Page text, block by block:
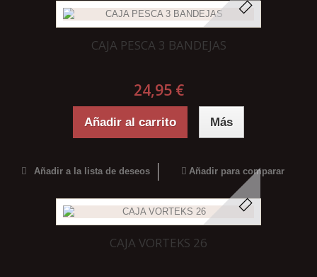
CAJA PESCA 3 BANDEJAS
24,95 €
Añadir al carrito Más
Añadir a la lista de deseos Añadir para comparar
CAJA VORTEKS 26